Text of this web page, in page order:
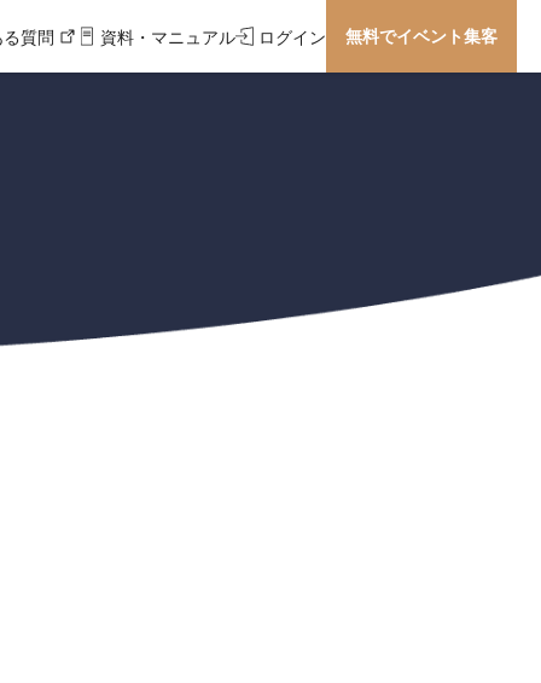
質問 資料・マニュアル ログイン 無料でイベント集客